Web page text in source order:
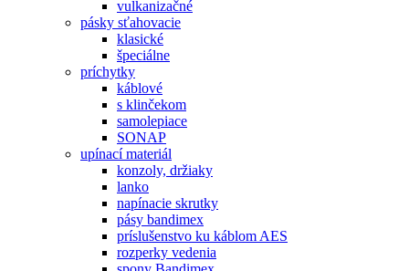
vulkanizačné
pásky sťahovacie
klasické
špeciálne
príchytky
káblové
s klinčekom
samolepiace
SONAP
upínací materiál
konzoly, držiaky
lanko
napínacie skrutky
pásy bandimex
príslušenstvo ku káblom AES
rozperky vedenia